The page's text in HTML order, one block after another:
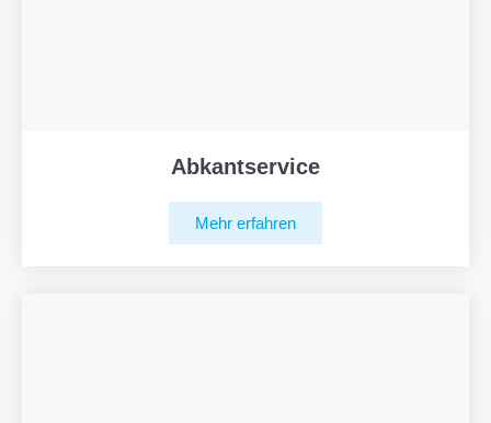
Abkantservice
Mehr erfahren